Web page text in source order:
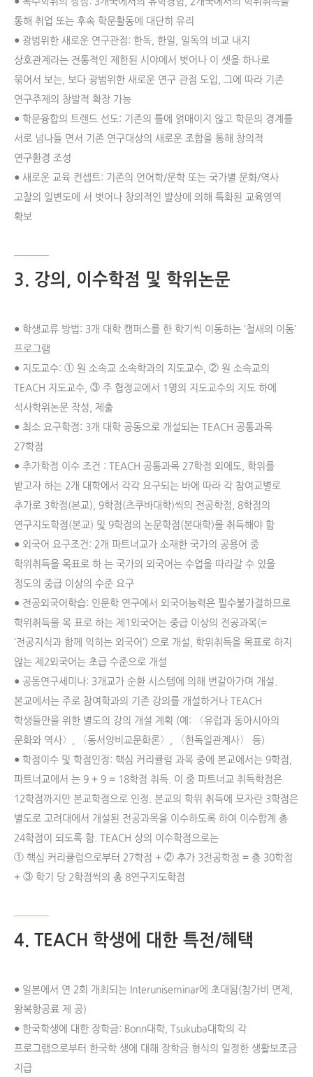
통해 취업 또는 후속 학문활동에 대단히 유리
● 광범위한 새로운 연구관점: 한독, 한일, 일독의 비교 내지
상호관계라는 전통적인 제한된 시야에서 벗어나 이 셋을 하나로
묶어서 보는, 보다 광범위한 새로운 연구 관점 도입, 그에 따라 기존
연구주제의 창발적 확장 가능
● 학문융합의 트렌드 선도: 기존의 틀에 얽매이지 않고 학문의 경계를
서로 넘나들 면서 기존 연구대상의 새로운 조합을 통해 창의적
연구환경 조성
● 새로운 교육 컨셉트: 기존의 언어학/문학 또는 국가별 문화/역사
고찰의 일변도에 서 벗어나 창의적인 발상에 의해 특화된 교육영역
확보
3. 강의, 이수학점 및 학위논문
● 학생교류 방법: 3개 대학 캠퍼스를 한 학기씩 이동하는 ‘철새의 이동’
프로그램
● 지도교수: ① 원 소속교 소속학과의 지도교수, ② 원 소속교의
TEACH 지도교수, ③ 주 협정교에서 1명의 지도교수의 지도 하에
석사학위논문 작성, 제출
● 최소 요구학점: 3개 대학 공동으로 개설되는 TEACH 공통과목
27학점
● 추가학점 이수 조건 : TEACH 공통과목 27학점 외에도, 학위를
받고자 하는 2개 대학에서 각각 요구되는 바에 따라 각 참여교별로
추가로 3학점(본교), 9학점(츠쿠바대학)씩의 전공학점, 8학점의
연구지도학점(본교) 및 9학점의 논문학점(본대학)을 취득해야 함
● 외국어 요구조건: 2개 파트너교가 소재한 국가의 공용어 중
학위취득을 목표로 하 는 국가의 외국어는 수업을 따라갈 수 있을
정도의 중급 이상의 수준 요구
● 전공외국어학습: 인문학 연구에서 외국어능력은 필수불가결하므로
학위취득을 목 표로 하는 제1외국어는 중급 이상의 전공과목(=
‘전공지식과 함께 익히는 외국어’) 으로 개설, 학위취득을 목표로 하지
않는 제2외국어는 초급 수준으로 개설
● 공동연구세미나: 3개교가 순환 시스템에 의해 번갈아가며 개설.
본교에서는 주로 참여학과의 기존 강의를 개설하거나 TEACH
학생들만을 위한 별도의 강의 개설 계획 (예: 〈유럽과 동아시아의
문화와 역사〉, 〈동서양비교문화론〉, 〈한독일관계사〉 등)
● 학점이수 및 학점인정: 핵심 커리큘럼 과목 중에 본교에서는 9학점,
파트너교에서 는 9 + 9 = 18학점 취득. 이 중 파트너교 취득학점은
12학점까지만 본교학점으로 인정. 본교의 학위 취득에 모자란 3학점은
별도로 고려대에서 개설된 전공과목을 이수하도록 하여 이수합계 총
24학점이 되도록 함. TEACH 상의 이수학점으로는
① 핵심 커리큘럼으로부터 27학점 + ② 추가 3전공학점 = 총 30학점
+ ③ 학기 당 2학점씩의 총 8연구지도학점
4. TEACH 학생에 대한 특전/혜택
● 일본에서 연 2회 개최되는 Interuniseminar에 초대됨(참가비 면제,
왕복항공료 제 공)
● 한국학생에 대한 장학금: Bonn대학, Tsukuba대학의 각
프로그램으로부터 한국학 생에 대해 장학금 형식의 일정한 생활보조금
지급